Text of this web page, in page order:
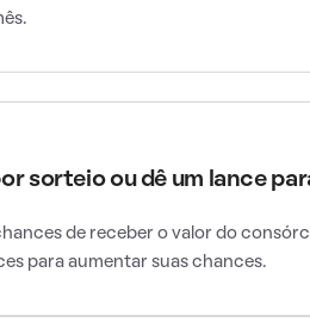
sorteio ou dê um lance
de receber o valor do
para aumentar suas chances.